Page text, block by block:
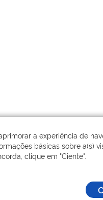
a experiência de
básicas sobre a(s)
clique em "Ciente".